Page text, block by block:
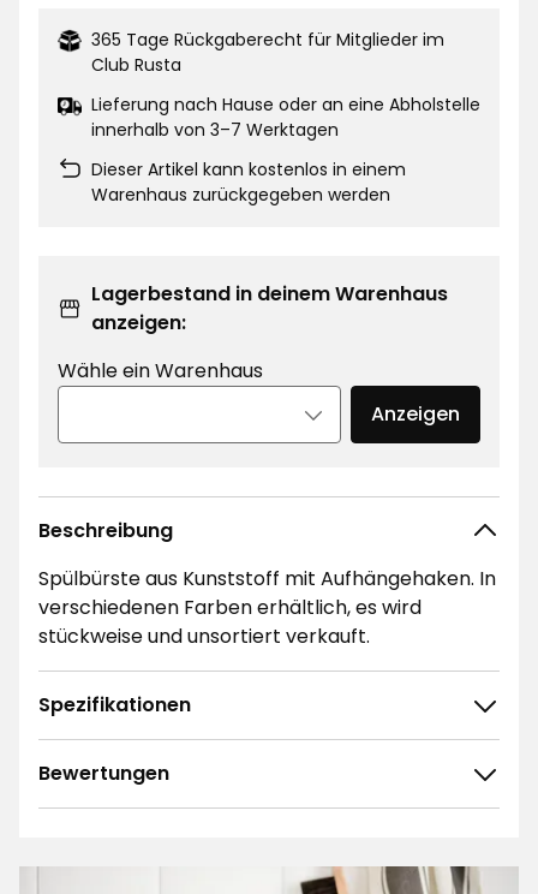
365 Tage Rückgaberecht für Mitglieder im
Club Rusta
Lieferung nach Hause oder an eine Abholstelle
innerhalb von 3–7 Werktagen
Dieser Artikel kann kostenlos in einem
Warenhaus zurückgegeben werden
Lagerbestand in deinem Warenhaus
anzeigen:
Wähle ein Warenhaus
Anzeigen
Beschreibung
Spülbürste aus Kunststoff mit Aufhängehaken. In
verschiedenen Farben erhältlich, es wird
stückweise und unsortiert verkauft.
Spezifikationen
Bewertungen
4.6